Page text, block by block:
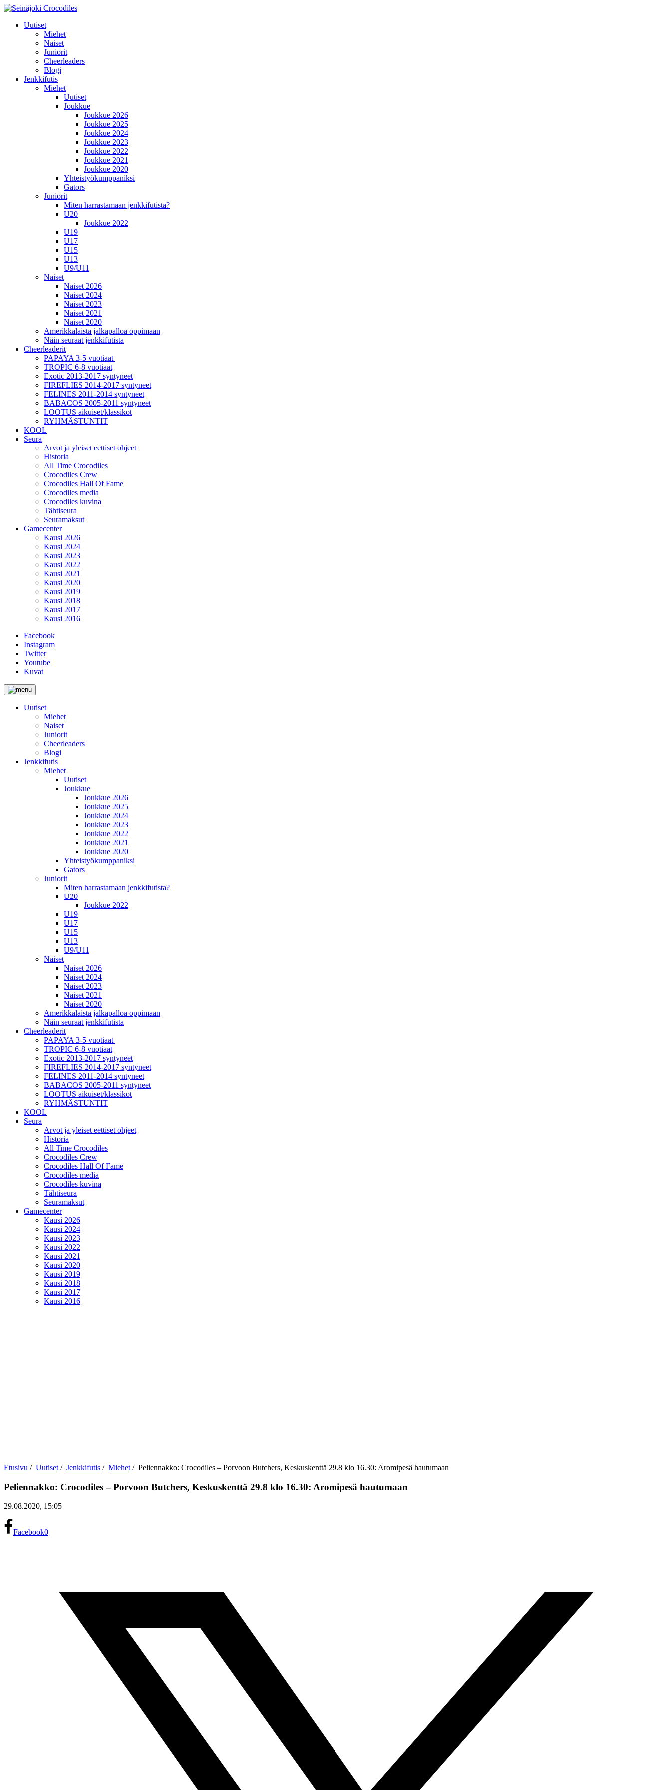
Uutiset
Miehet
Naiset
Juniorit
Cheerleaders
Blogi
Jenkkifutis
Miehet
Uutiset
Joukkue
Joukkue 2026
Joukkue 2025
Joukkue 2024
Joukkue 2023
Joukkue 2022
Joukkue 2021
Joukkue 2020
Yhteistyökumppaniksi
Gators
Juniorit
Miten harrastamaan jenkkifutista?
U20
Joukkue 2022
U19
U17
U15
U13
U9/U11
Naiset
Naiset 2026
Naiset 2024
Naiset 2023
Naiset 2021
Naiset 2020
Amerikkalaista jalkapalloa oppimaan
Näin seuraat jenkkifutista
Cheerleaderit
PAPAYA 3-5 vuotiaat
TROPIC 6-8 vuotiaat
Exotic 2013-2017 syntyneet
FIREFLIES 2014-2017 syntyneet
FELINES 2011-2014 syntyneet
BABACOS 2005-2011 syntyneet
LOOTUS aikuiset/klassikot
RYHMÄSTUNTIT
KOOL
Seura
Arvot ja yleiset eettiset ohjeet
Historia
All Time Crocodiles
Crocodiles Crew
Crocodiles Hall Of Fame
Crocodiles media
Crocodiles kuvina
Tähtiseura
Seuramaksut
Gamecenter
Kausi 2026
Kausi 2024
Kausi 2023
Kausi 2022
Kausi 2021
Kausi 2020
Kausi 2019
Kausi 2018
Kausi 2017
Kausi 2016
Facebook
Instagram
Twitter
Youtube
Kuvat
Uutiset
Miehet
Naiset
Juniorit
Cheerleaders
Blogi
Jenkkifutis
Miehet
Uutiset
Joukkue
Joukkue 2026
Joukkue 2025
Joukkue 2024
Joukkue 2023
Joukkue 2022
Joukkue 2021
Joukkue 2020
Yhteistyökumppaniksi
Gators
Juniorit
Miten harrastamaan jenkkifutista?
U20
Joukkue 2022
U19
U17
U15
U13
U9/U11
Naiset
Naiset 2026
Naiset 2024
Naiset 2023
Naiset 2021
Naiset 2020
Amerikkalaista jalkapalloa oppimaan
Näin seuraat jenkkifutista
Cheerleaderit
PAPAYA 3-5 vuotiaat
TROPIC 6-8 vuotiaat
Exotic 2013-2017 syntyneet
FIREFLIES 2014-2017 syntyneet
FELINES 2011-2014 syntyneet
BABACOS 2005-2011 syntyneet
LOOTUS aikuiset/klassikot
RYHMÄSTUNTIT
KOOL
Seura
Arvot ja yleiset eettiset ohjeet
Historia
All Time Crocodiles
Crocodiles Crew
Crocodiles Hall Of Fame
Crocodiles media
Crocodiles kuvina
Tähtiseura
Seuramaksut
Gamecenter
Kausi 2026
Kausi 2024
Kausi 2023
Kausi 2022
Kausi 2021
Kausi 2020
Kausi 2019
Kausi 2018
Kausi 2017
Kausi 2016
Etusivu / Uutiset / Jenkkifutis / Miehet / Peliennakko: Crocodiles – Porvoon Butchers, Keskuskenttä 29.8 klo 16.30: Aromipesä hautumaan
Peliennakko: Crocodiles – Porvoon Butchers, Keskuskenttä 29.8 klo 16.30: Aromipesä hautumaan
29.08.2020, 15:05
Facebook0